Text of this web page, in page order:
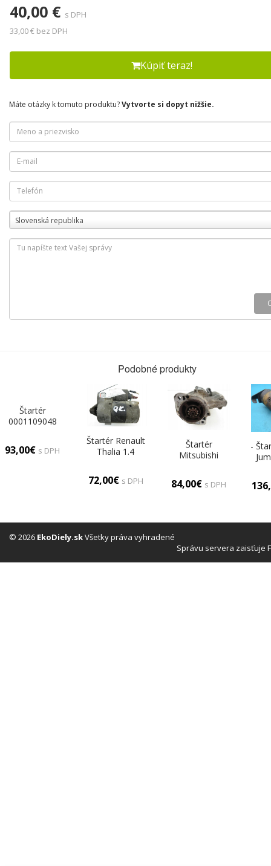
40,00 € s DPH
33,00 € bez DPH
Kúpiť teraz!
Máte otázky k tomuto produktu?Vytvorte si dopyt nižšie.
Slovenská republika
Podobné produkty
Štartér
0001109048
93,00€ s DPH
Štartér Renault
Thalia 1.4
72,00€ s DPH
Štartér
Mitsubishi
84,00€ s DPH
-
© 2026 EkoDiely.skVšetky práva vyhradené
Správu servera zaisťuje